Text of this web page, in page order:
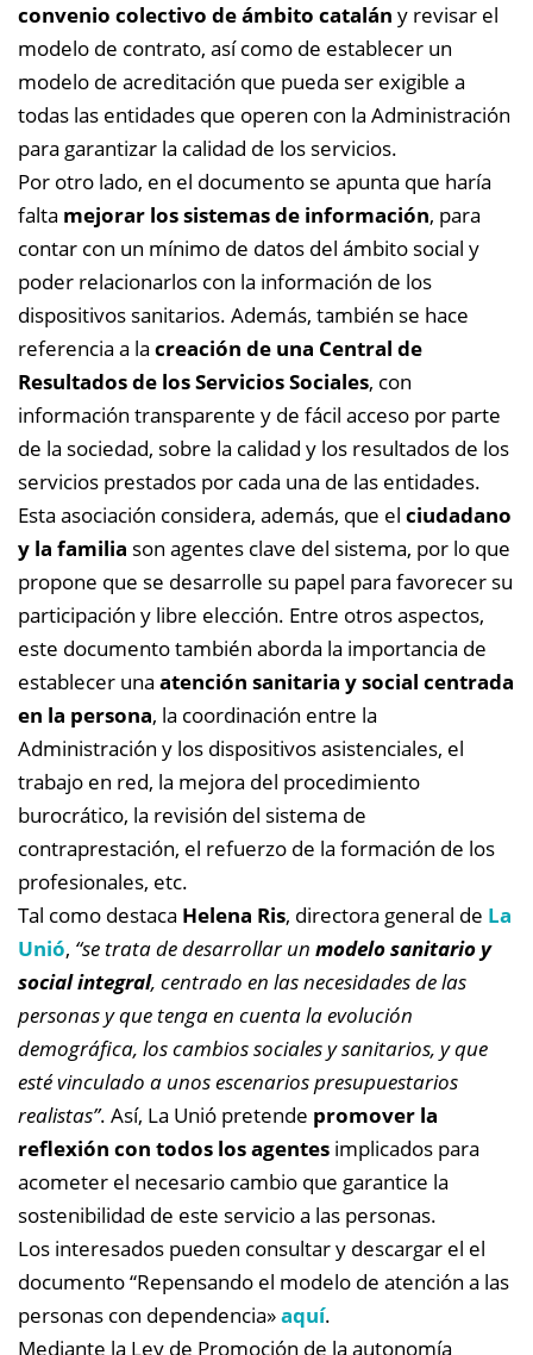
convenio colectivo de ámbito catalán y revisar el
modelo de contrato, así como de establecer un
modelo de acreditación que pueda ser exigible a
todas las entidades que operen con la Administración
para garantizar la calidad de los servicios.
Por otro lado, en el documento se apunta que haría
falta mejorar los sistemas de información, para
contar con un mínimo de datos del ámbito social y
poder relacionarlos con la información de los
dispositivos sanitarios. Además, también se hace
referencia a la creación de una Central de
Resultados de los Servicios Sociales, con
información transparente y de fácil acceso por parte
de la sociedad, sobre la calidad y los resultados de los
servicios prestados por cada una de las entidades.
Esta asociación considera, además, que el ciudadano
y la familia son agentes clave del sistema, por lo que
propone que se desarrolle su papel para favorecer su
participación y libre elección. Entre otros aspectos,
este documento también aborda la importancia de
establecer una atención sanitaria y social centrada
en la persona, la coordinación entre la
Administración y los dispositivos asistenciales, el
trabajo en red, la mejora del procedimiento
burocrático, la revisión del sistema de
contraprestación, el refuerzo de la formación de los
profesionales, etc.
Tal como destaca Helena Ris, directora general de La
Unió, “se trata de desarrollar un modelo sanitario y
social integral, centrado en las necesidades de las
personas y que tenga en cuenta la evolución
demográfica, los cambios sociales y sanitarios, y que
esté vinculado a unos escenarios presupuestarios
realistas”. Así, La Unió pretende promover la
reflexión con todos los agentes implicados para
acometer el necesario cambio que garantice la
sostenibilidad de este servicio a las personas.
Los interesados pueden consultar y descargar el el
documento “Repensando el modelo de atención a las
personas con dependencia»aquí.
Mediante la Ley de Promoción de la autonomía